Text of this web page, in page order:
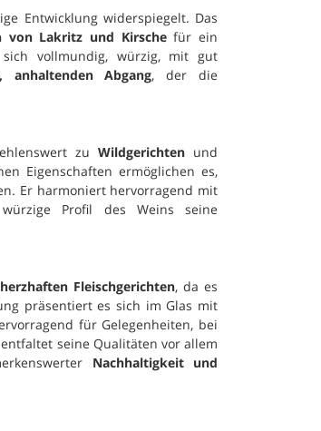
Entwicklung widerspiegelt. Das
von Lakritz und Kirschefür ein
sich vollmundig, würzig, mit gut
anhaltenden Abgang, der die
zu Wildgerichten und
Eigenschaften ermöglichen es,
Er harmoniert hervorragend mit
Profil des Weins seine
herzhaften Fleischgerichten, da es
präsentiert es sich im Glas mit
für Gelegenheiten, bei
seine Qualitäten vor allem
Nachhaltigkeit und